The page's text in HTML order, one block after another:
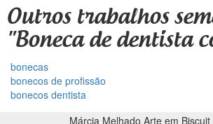
Outros trabalhos
"Boneca de dentista
bonecas
bonecos de profissão
bonecos dentista
Márcia Melhado Arte em Biscuit